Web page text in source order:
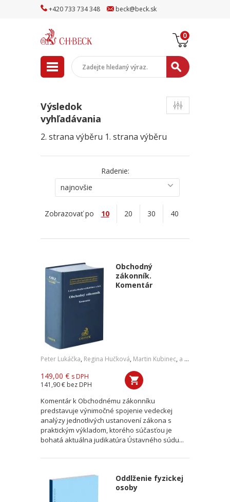
+420733 734348 beck@beck.sk
0
Výsledok
vyhľadávania
2. strana výběru 1. strana výběru
Radenie:
najnovšie
Zobrazovať po 10 20 30 40
Obchodný
zákonník.
Komentár
Peter Lukáčka, Regina Hučková, Martin Kubinec, a kol.
149,00 € s DPH
141,90 € bez DPH
Komentár k Obchodnému zákonníku
predstavuje výnimočné spojenie vedeckej
analýzy jednotlivých ustanovení zákona s
praktickým výkladom, ktorého súčasťou je
bohatá aktuálna judikatúra Ústavného súdu...
Oddlženie fyzickej
osoby